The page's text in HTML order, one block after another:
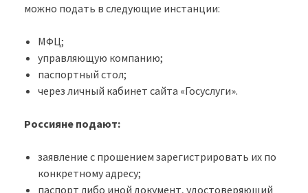
можно подать в следующие инстанции:
МФЦ;
управляющую компанию;
паспортный стол;
через личный кабинет сайта «Госуслуги».
Россияне подают:
заявление с прошением зарегистрировать их по
конкретному адресу;
паспорт либо иной документ, удостоверяющий